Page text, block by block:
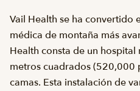
Vail Health se ha convertido
médica de montaña más
Health consta de un
metros cuadrados (520,000
camas. Esta instalación de